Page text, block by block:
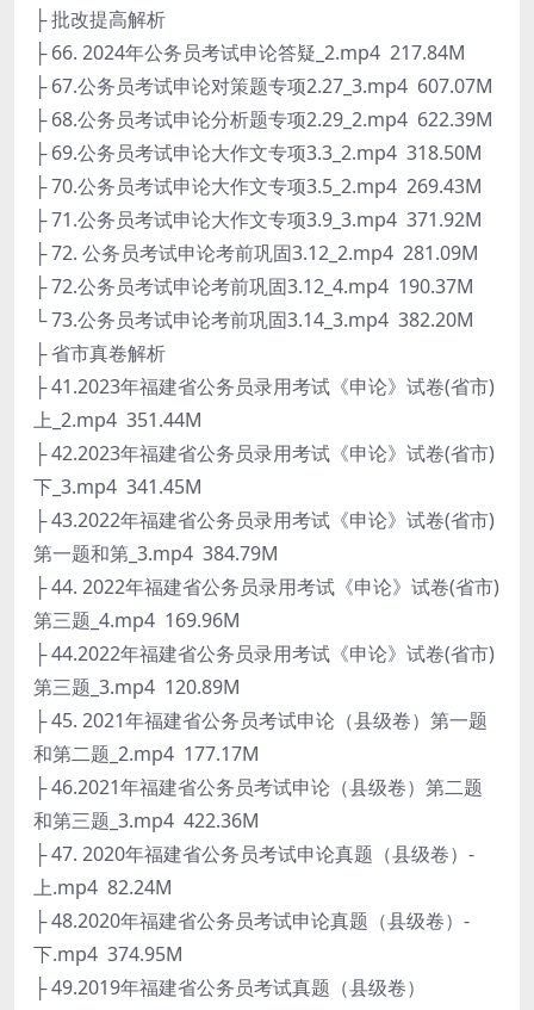
├ 批改提高解析
├ 66. 2024年公务员考试申论答疑_2.mp4 217.84M
├ 67.公务员考试申论对策题专项2.27_3.mp4 607.07M
├ 68.公务员考试申论分析题专项2.29_2.mp4 622.39M
├ 69.公务员考试申论大作文专项3.3_2.mp4 318.50M
├ 70.公务员考试申论大作文专项3.5_2.mp4 269.43M
├ 71.公务员考试申论大作文专项3.9_3.mp4 371.92M
├ 72. 公务员考试申论考前巩固3.12_2.mp4 281.09M
├ 72.公务员考试申论考前巩固3.12_4.mp4 190.37M
└ 73.公务员考试申论考前巩固3.14_3.mp4 382.20M
├ 省市真卷解析
├ 41.2023年福建省公务员录用考试《申论》试卷(省市)
上_2.mp4 351.44M
├ 42.2023年福建省公务员录用考试《申论》试卷(省市)
下_3.mp4 341.45M
├ 43.2022年福建省公务员录用考试《申论》试卷(省市)
第一题和第_3.mp4 384.79M
├ 44. 2022年福建省公务员录用考试《申论》试卷(省市)
第三题_4.mp4 169.96M
├ 44.2022年福建省公务员录用考试《申论》试卷(省市)
第三题_3.mp4 120.89M
├ 45. 2021年福建省公务员考试申论（县级卷）第一题
和第二题_2.mp4 177.17M
├ 46.2021年福建省公务员考试申论（县级卷）第二题
和第三题_3.mp4 422.36M
├ 47. 2020年福建省公务员考试申论真题（县级卷）-
上.mp4 82.24M
├ 48.2020年福建省公务员考试申论真题（县级卷）-
下.mp4 374.95M
├ 49.2019年福建省公务员考试真题（县级卷）